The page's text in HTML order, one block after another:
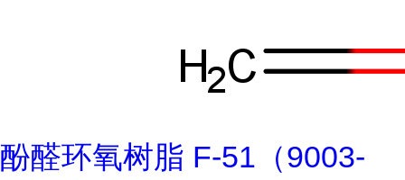
酚醛环氧树脂 F-51（9003-